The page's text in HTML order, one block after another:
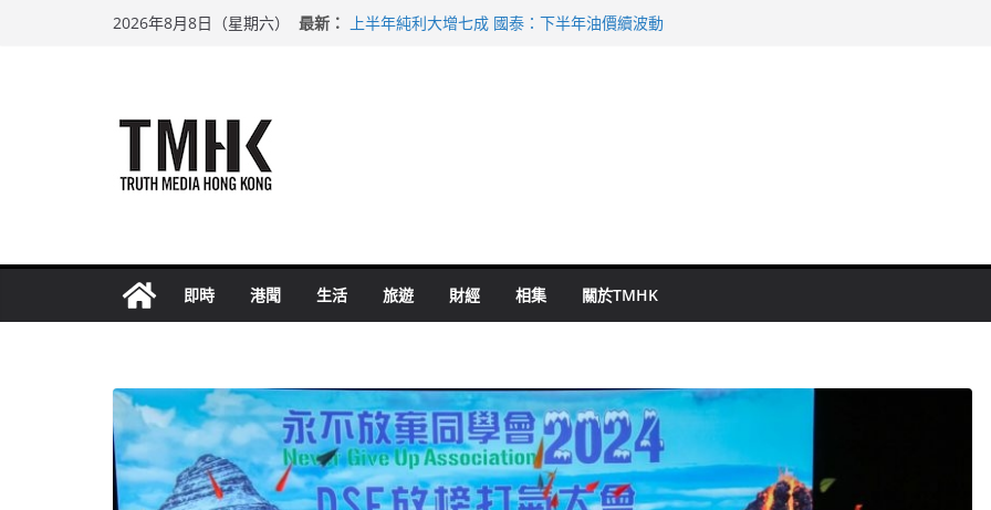
2026年8月8日（星期六） 最新：
上半年純利大增七成 國泰：下半年油價續波動
即時 港聞 生活 旅遊 財經 相集 關於TMHK